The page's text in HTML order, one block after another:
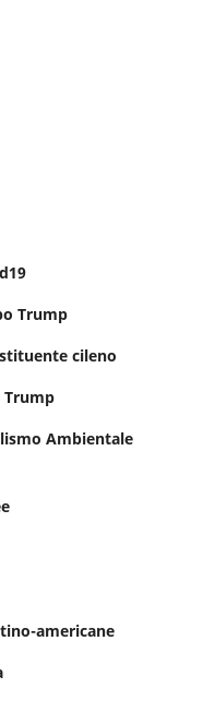
Trump
cileno
Trump
Ambientale
americane